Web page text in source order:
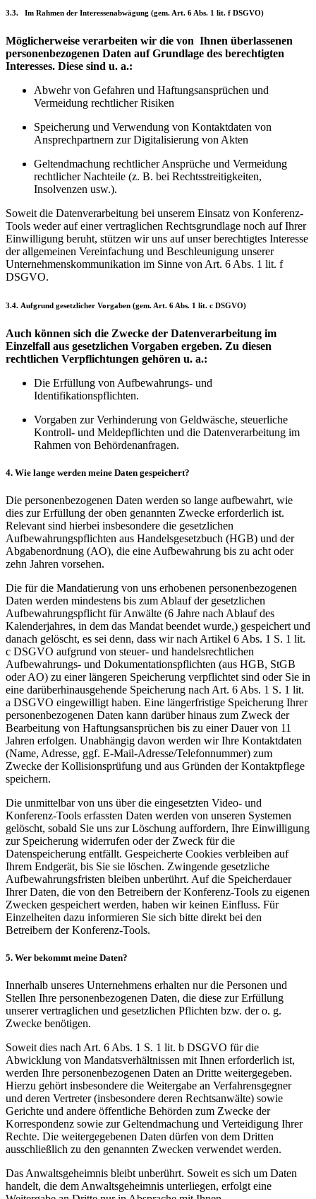
3.3. Im Rahmen der Interessenabwägung (gem. Art. 6 Abs. 1 lit. f DSGVO)
Möglicherweise verarbeiten wir die von Ihnen überlassenen
personenbezogenen Daten auf Grundlage des berechtigten
Interesses. Diese sind u. a.:
Abwehr von Gefahren und Haftungsansprüchen und
Vermeidung rechtlicher Risiken
Speicherung und Verwendung von Kontaktdaten von
Ansprechpartnern zur Digitalisierung von Akten
Geltendmachung rechtlicher Ansprüche und Vermeidung
rechtlicher Nachteile (z. B. bei Rechtsstreitigkeiten,
Insolvenzen usw.).
Soweit die Datenverarbeitung bei unserem Einsatz von Konferenz-
Tools weder auf einer vertraglichen Rechtsgrundlage noch auf Ihrer
Einwilligung beruht, stützen wir uns auf unser berechtigtes Interesse
der allgemeinen Vereinfachung und Beschleunigung unserer
Unternehmenskommunikation im Sinne von Art. 6 Abs. 1 lit. f
DSGVO.
3.4. Aufgrund gesetzlicher Vorgaben (gem. Art. 6 Abs. 1 lit. c DSGVO)
Auch können sich die Zwecke der Datenverarbeitung im
Einzelfall aus gesetzlichen Vorgaben ergeben. Zu diesen
rechtlichen Verpflichtungen gehören u. a.:
Die Erfüllung von Aufbewahrungs- und
Identifikationspflichten.
Vorgaben zur Verhinderung von Geldwäsche, steuerliche
Kontroll- und Meldepflichten und die Datenverarbeitung im
Rahmen von Behördenanfragen.
4. Wie lange werden meine Daten gespeichert?
Die personenbezogenen Daten werden so lange aufbewahrt, wie
dies zur Erfüllung der oben genannten Zwecke erforderlich ist.
Relevant sind hierbei insbesondere die gesetzlichen
Aufbewahrungspflichten aus Handelsgesetzbuch (HGB) und der
Abgabenordnung (AO), die eine Aufbewahrung bis zu acht oder
zehn Jahren vorsehen.
Die für die Mandatierung von uns erhobenen personenbezogenen
Daten werden mindestens bis zum Ablauf der gesetzlichen
Aufbewahrungspflicht für Anwälte (6 Jahre nach Ablauf des
Kalenderjahres, in dem das Mandat beendet wurde,) gespeichert und
danach gelöscht, es sei denn, dass wir nach Artikel 6 Abs. 1 S. 1 lit.
c DSGVO aufgrund von steuer- und handelsrechtlichen
Aufbewahrungs- und Dokumentationspflichten (aus HGB, StGB
oder AO) zu einer längeren Speicherung verpflichtet sind oder Sie in
eine darüberhinausgehende Speicherung nach Art. 6 Abs. 1 S. 1 lit.
a DSGVO eingewilligt haben. Eine längerfristige Speicherung Ihrer
personenbezogenen Daten kann darüber hinaus zum Zweck der
Bearbeitung von Haftungsansprüchen bis zu einer Dauer von 11
Jahren erfolgen. Unabhängig davon werden wir Ihre Kontaktdaten
(Name, Adresse, ggf. E-Mail-Adresse/Telefonnummer) zum
Zwecke der Kollisionsprüfung und aus Gründen der Kontaktpflege
speichern.
Die unmittelbar von uns über die eingesetzten Video- und
Konferenz-Tools erfassten Daten werden von unseren Systemen
gelöscht, sobald Sie uns zur Löschung auffordern, Ihre Einwilligung
zur Speicherung widerrufen oder der Zweck für die
Datenspeicherung entfällt. Gespeicherte Cookies verbleiben auf
Ihrem Endgerät, bis Sie sie löschen. Zwingende gesetzliche
Aufbewahrungsfristen bleiben unberührt. Auf die Speicherdauer
Ihrer Daten, die von den Betreibern der Konferenz-Tools zu eigenen
Zwecken gespeichert werden, haben wir keinen Einfluss. Für
Einzelheiten dazu informieren Sie sich bitte direkt bei den
Betreibern der Konferenz-Tools.
5. Wer bekommt meine Daten?
Innerhalb unseres Unternehmens erhalten nur die Personen und
Stellen Ihre personenbezogenen Daten, die diese zur Erfüllung
unserer vertraglichen und gesetzlichen Pflichten bzw. der o. g.
Zwecke benötigen.
Soweit dies nach Art. 6 Abs. 1 S. 1 lit. b DSGVO für die
Abwicklung von Mandatsverhältnissen mit Ihnen erforderlich ist,
werden Ihre personenbezogenen Daten an Dritte weitergegeben.
Hierzu gehört insbesondere die Weitergabe an Verfahrensgegner
und deren Vertreter (insbesondere deren Rechtsanwälte) sowie
Gerichte und andere öffentliche Behörden zum Zwecke der
Korrespondenz sowie zur Geltendmachung und Verteidigung Ihrer
Rechte. Die weitergegebenen Daten dürfen von dem Dritten
ausschließlich zu den genannten Zwecken verwendet werden.
Das Anwaltsgeheimnis bleibt unberührt. Soweit es sich um Daten
handelt, die dem Anwaltsgeheimnis unterliegen, erfolgt eine